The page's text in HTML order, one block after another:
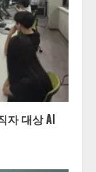
자 대상 AI